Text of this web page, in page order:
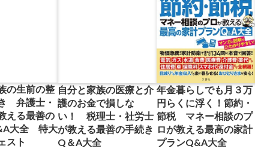
の生前の整
弁護士・
える最善の
大全 特大
スト
自分と家族の医療と介
護のお金で損しな
い！ 税理士・社労士
が教える最善の手続き
Q＆A大全
年金暮らしでも月３万
円らくに浮く！節約・
節税 マネー相談のプ
ロが教える最高の家計
プランQ&A大全